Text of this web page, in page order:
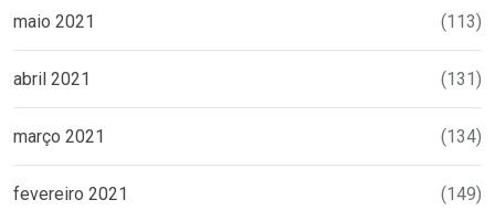
maio 2021 (113)
abril 2021 (131)
março 2021 (134)
fevereiro 2021 (149)